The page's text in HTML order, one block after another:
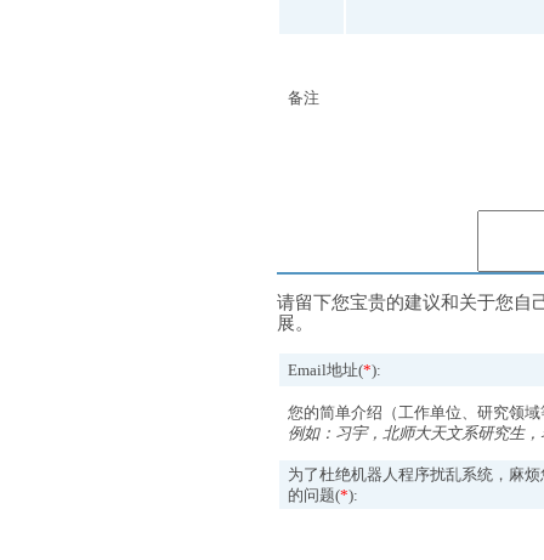
备注
请留下您宝贵的建议和关于您自
展。
Email地址(*):
您的简单介绍（工作单位、研究领域
例如：习宇，北师大天文系研究生
为了杜绝机器人程序扰乱系统，麻
的问题(*):